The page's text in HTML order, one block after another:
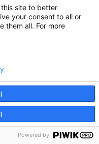
site to better
your consent to all or
them all. For more
Powered by